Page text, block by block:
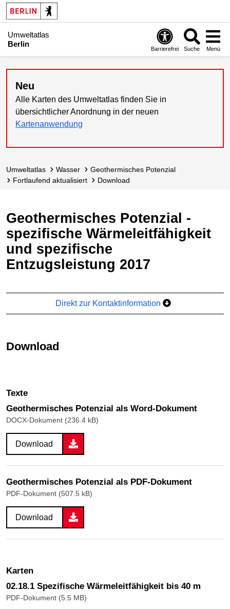
Umweltatlas
Berlin
Barrierefrei Suche Menü
Neu
Alle Karten des Umweltatlas finden Sie in
übersichtlicher Anordnung in der neuen
Kartenanwendung
Umweltatlas Wasser
Geothermisches Potenzial
fortlaufend aktualisiert
Download
Geothermisches Potenzial -
spezifische Wärmeleitfähigkeit
und spezifische
Entzugsleistung 2017
Direkt zur Kontaktinformation
Download
Texte
Geothermisches Potenzial als Word-Dokument
DOCX-Dokument (236.4 kB)
Download
Geothermisches Potenzial als PDF-Dokument
PDF-Dokument (507.5 kB)
Download
Karten
02.18.1 Spezifische Wärmeleitfähigkeit bis 40 m
PDF-Dokument (5.5 MB)